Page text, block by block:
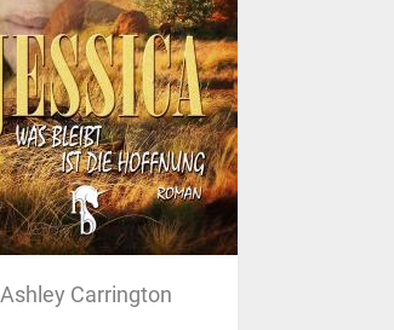
Ashley Carrington